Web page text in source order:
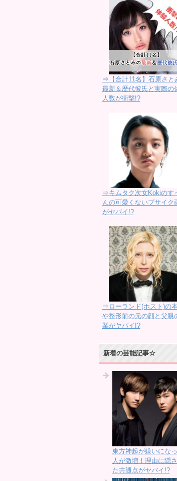
⇒【合計11名】石原さと
最新＆歴代彼氏と実際の
人数が衝撃!?
⇒キムタク次女Kokiのす
んの可愛くないブサイク
がヤバイ!?
⇒ローランド(ホスト)の
や整形前の元の顔と父親
業がヤバイ!?
新着の芸能記事☆
東方神起が嫌いにな
人が激増！理由に隠
た共通点がヤバイ!?